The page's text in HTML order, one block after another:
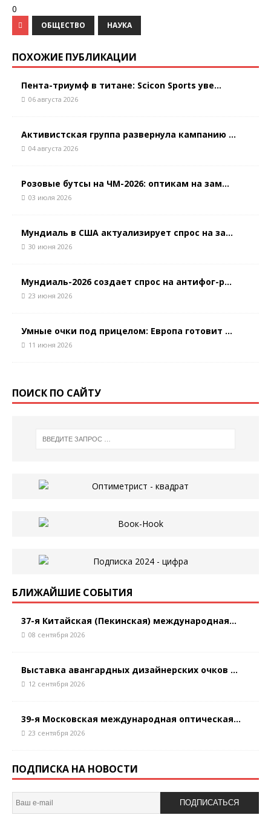
0
ОБЩЕСТВО НАУКА
ПОХОЖИЕ ПУБЛИКАЦИИ
Пента-триумф в титане: Scicon Sports уве...
06 августа 2026
Активистская группа развернула кампанию ...
04 августа 2026
Розовые бутсы на ЧМ-2026: оптикам на зам...
03 июля 2026
Мундиаль в США актуализирует спрос на за...
30 июня 2026
Мундиаль-2026 создает спрос на антифог-р...
23 июня 2026
Умные очки под прицелом: Европа готовит ...
11 июня 2026
ПОИСК ПО САЙТУ
БЛИЖАЙШИЕ СОБЫТИЯ
37-я Китайская (Пекинская) международная...
08 сентября 2026
Выставка авангардных дизайнерских очков ...
12 сентября 2026
39-я Московская международная оптическая...
23 сентября 2026
ПОДПИСКА НА НОВОСТИ
ПОДПИСАТЬСЯ